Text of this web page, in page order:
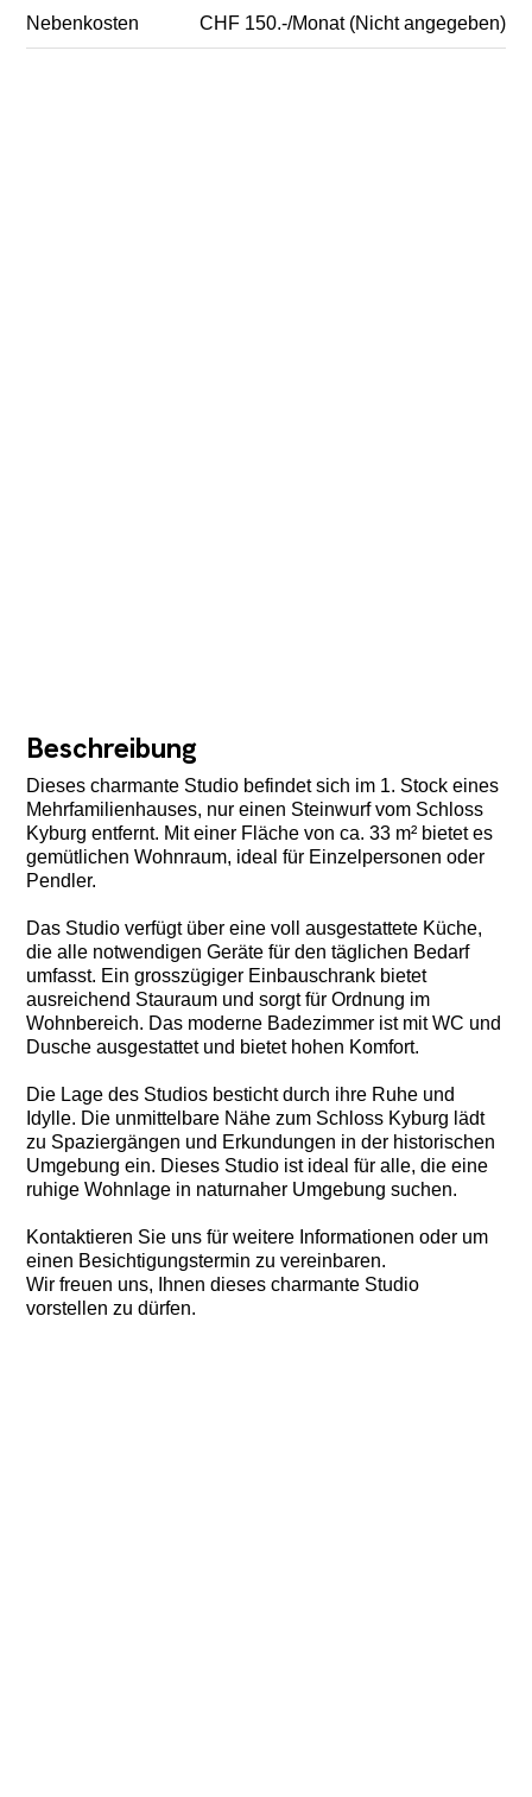
Nebenkosten CHF 150.-/Monat (Nicht angegeben)
Beschreibung
Dieses charmante Studio befindet sich im 1. Stock eines
Mehrfamilienhauses, nur einen Steinwurf vom Schloss
Kyburg entfernt. Mit einer Fläche von ca. 33 m² bietet es
gemütlichen Wohnraum, ideal für Einzelpersonen oder
Pendler.
Das Studio verfügt über eine voll ausgestattete Küche,
die alle notwendigen Geräte für den täglichen Bedarf
umfasst. Ein grosszügiger Einbauschrank bietet
ausreichend Stauraum und sorgt für Ordnung im
Wohnbereich. Das moderne Badezimmer ist mit WC und
Dusche ausgestattet und bietet hohen Komfort.
Die Lage des Studios besticht durch ihre Ruhe und
Idylle. Die unmittelbare Nähe zum Schloss Kyburg lädt
zu Spaziergängen und Erkundungen in der historischen
Umgebung ein. Dieses Studio ist ideal für alle, die eine
ruhige Wohnlage in naturnaher Umgebung suchen.
Kontaktieren Sie uns für weitere Informationen oder um
einen Besichtigungstermin zu vereinbaren.
Wir freuen uns, Ihnen dieses charmante Studio
vorstellen zu dürfen.